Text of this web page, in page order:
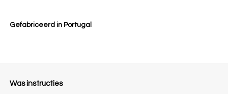
Gefabriceerd in Portugal
Was instructies